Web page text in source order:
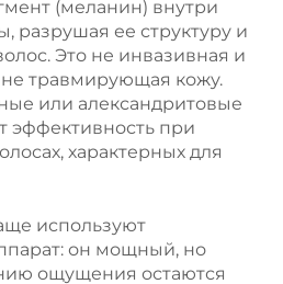
(меланин) внутри
разрушая ее структуру и
Это не инвазивная и
травмирующая кожу.
или александритовые
эффективность при
характерных для
используют
он мощный, но
ощущения остаются